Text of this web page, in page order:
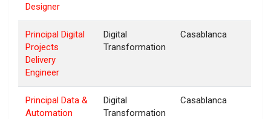
Designer
Principal Digital
Projects
Delivery
Engineer
Digital
Transformation
Casablanca
Principal Data &
Automation
Digital
Transformation
Casablanca